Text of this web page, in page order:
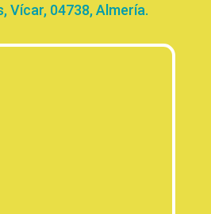
Vícar, 04738, Almería.